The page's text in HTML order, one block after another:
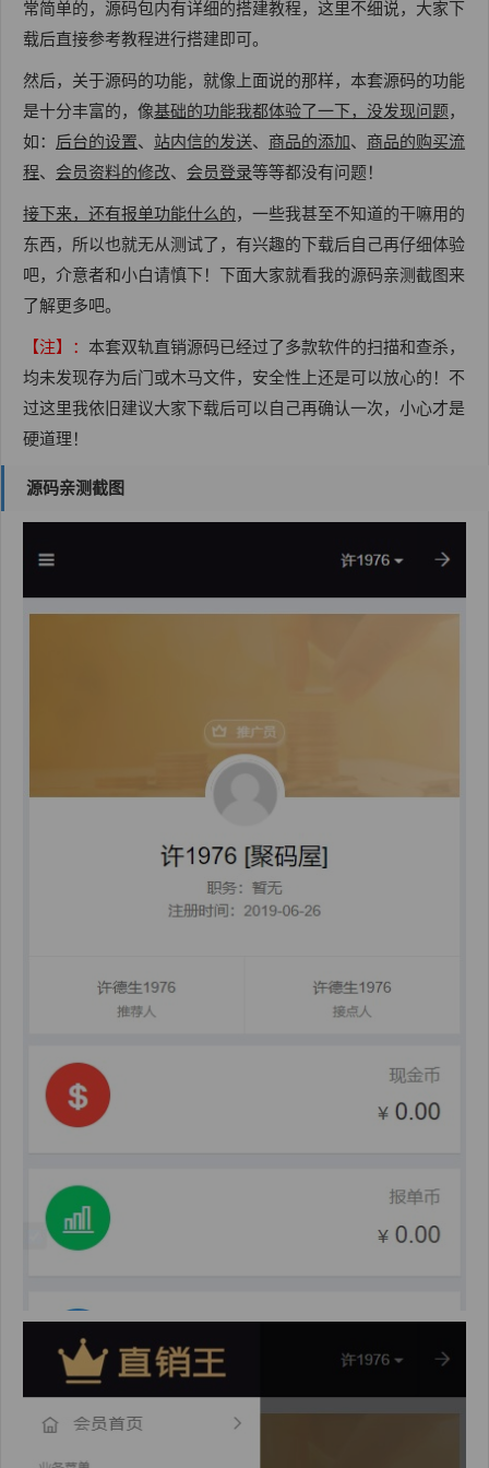
常简单的，源码包内有详细的搭建教程，这里不细说，大家下
载后直接参考教程进行搭建即可。
然后，关于源码的功能，就像上面说的那样，本套源码的功能
是十分丰富的，像基础的功能我都体验了一下，没发现问题，
如： 后台的设置、 站内信的发送、 商品的添加、 商品的购买流
程、 会员资料的修改、 会员登录等等都没有问题！
接下来，还有报单功能什么的，一些我甚至不知道的干嘛用的
东西，所以也就无从测试了，有兴趣的下载后自己再仔细体验
吧，介意者和小白请慎下！下面大家就看我的源码亲测截图来
了解更多吧。
【注】： 本套双轨直销源码已经过了多款软件的扫描和查杀，
均未发现存为后门或木马文件，安全性上还是可以放心的！不
过这里我依旧建议大家下载后可以自己再确认一次，小心才是
硬道理！
源码亲测截图